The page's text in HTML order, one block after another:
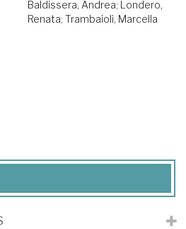
Baldissera, Andrea; Londero,
Renata; Trambaioli, Marcella